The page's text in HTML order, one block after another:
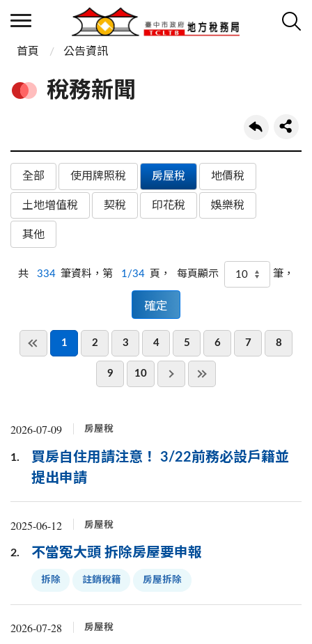
首頁 公告資訊
稅務新聞
全部 使用牌照稅 房屋稅 地價稅
土地增值稅 契稅 印花稅 娛樂稅
其他
共 334 筆資料，第 1/34 頁， 每頁顯示 筆，
1 2 3 4 5 6 7 8
9 10
2026-07-09 房屋稅
1.
買房自住用請注意！ 3/22前務必設戶籍並
提出申請
2025-06-12 房屋稅
2. 不當冤大頭 拆除房屋要申報
拆除 註銷稅籍 房屋拆除
2026-07-28 房屋稅